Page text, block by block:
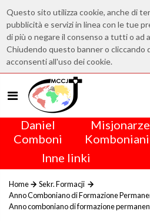
Questo sito utilizza cookie, anche di
pubblicità e servizi in linea con le tue
di più o negare il consenso a tutti o ad
Chiudendo questo banner o cliccando
acconsenti all'uso dei cookie.
Daniel
Comboni
Misjonarze
Inne linki
Home
Sekr. Formacji
Anno Comboniano di Formazione
Anno comboniano di formazione